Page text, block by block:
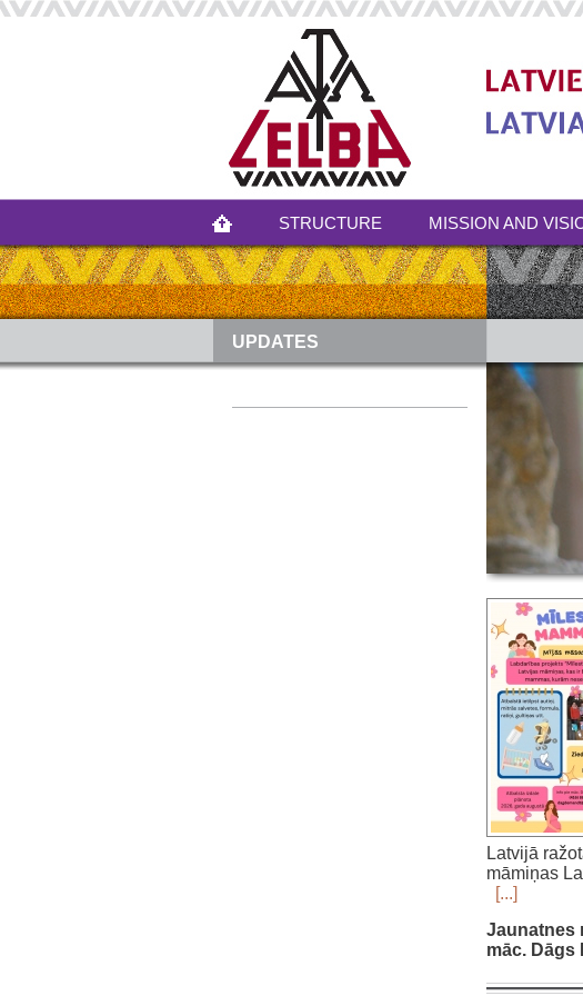
STRUCTURE MISSION AND
UPDATES
Latvijā
māmiņas
[...]
Jaunatnes
māc. Dāgs